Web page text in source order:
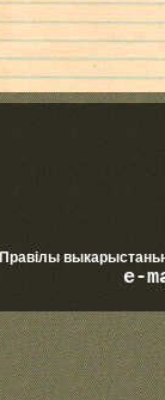
Правілы
e-